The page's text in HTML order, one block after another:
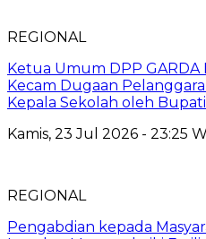
REGIONAL
Ketua Umum DPP GARDA
Kecam Dugaan
Kepala Sekolah oleh
Kamis, 23 Jul 2026 - 23:25
REGIONAL
Pengabdian kepada